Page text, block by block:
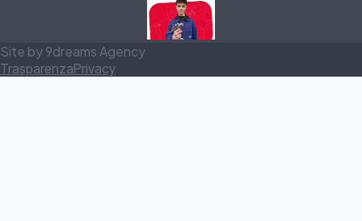
Site by 9dreams Agency
TrasparenzaPrivacy